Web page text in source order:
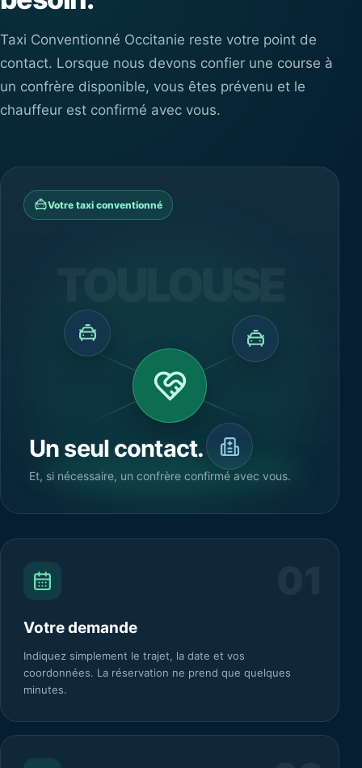
Taxi Conventionné Occitanie reste votre point de
contact. Lorsque nous devons confier une course à
un confrère disponible, vous êtes prévenu et le
chauffeur est confirmé avec vous.
Votre taxi conventionné
Un seul contact.
Et, si nécessaire, un confrère confirmé avec vous.
Votre demande
Indiquez simplement le trajet, la date et vos
coordonnées. La réservation ne prend que quelques
minutes.